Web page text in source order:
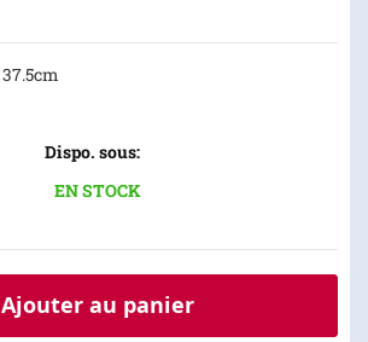
37.5cm
EN STOCK
Ajouter au panier